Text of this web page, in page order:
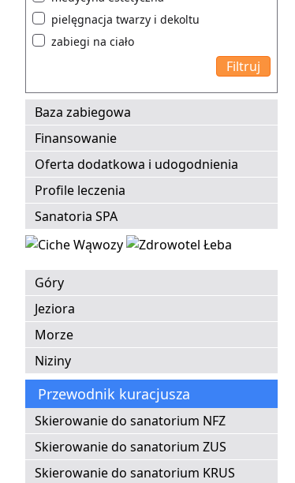
pielęgnacja twarzy i dekoltu
zabiegi na ciało
Baza zabiegowa
Finansowanie
Oferta dodatkowa i udogodnienia
Profile leczenia
Sanatoria SPA
Góry
Jeziora
Morze
Niziny
Przewodnik kuracjusza
Skierowanie do sanatorium NFZ
Skierowanie do sanatorium ZUS
Skierowanie do sanatorium KRUS